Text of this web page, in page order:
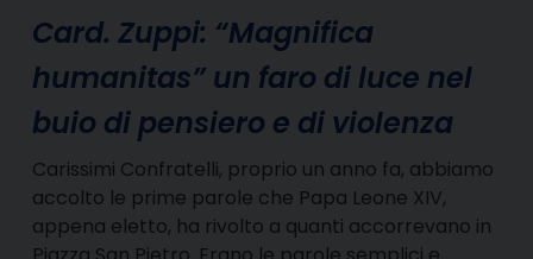
Card. Zuppi: “Magnifica
humanitas” un faro di luce nel
buio di pensiero e di violenza
Carissimi Confratelli, proprio un anno fa, abbiamo
accolto le prime parole che Papa Leone XIV,
appena eletto, ha rivolto a quanti accorrevano in